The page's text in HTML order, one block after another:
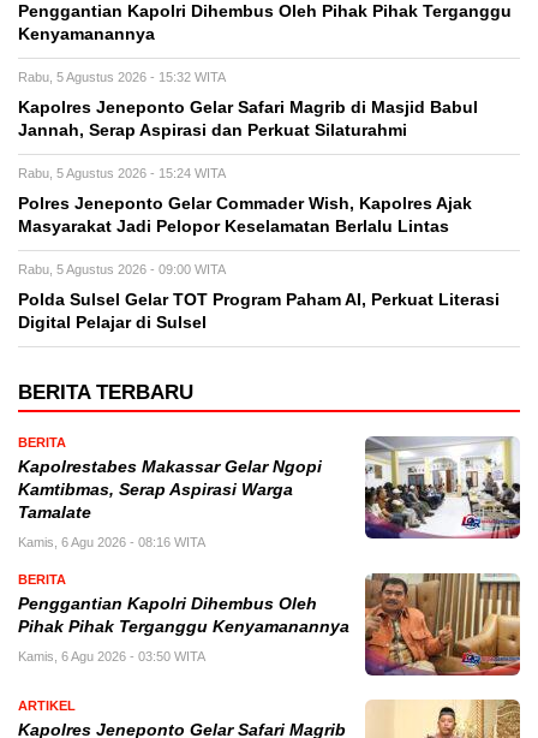
Penggantian Kapolri Dihembus Oleh Pihak Pihak Terganggu
Kenyamanannya
Rabu, 5 Agustus 2026 - 15:32 WITA
Kapolres Jeneponto Gelar Safari Magrib di Masjid Babul
Jannah, Serap Aspirasi dan Perkuat Silaturahmi
Rabu, 5 Agustus 2026 - 15:24 WITA
Polres Jeneponto Gelar Commader Wish, Kapolres Ajak
Masyarakat Jadi Pelopor Keselamatan Berlalu Lintas
Rabu, 5 Agustus 2026 - 09:00 WITA
Polda Sulsel Gelar TOT Program Paham AI, Perkuat Literasi
Digital Pelajar di Sulsel
BERITA TERBARU
BERITA
Kapolrestabes Makassar Gelar Ngopi
Kamtibmas, Serap Aspirasi Warga
Tamalate
Kamis, 6 Agu 2026 - 08:16 WITA
BERITA
Penggantian Kapolri Dihembus Oleh
Pihak Pihak Terganggu Kenyamanannya
Kamis, 6 Agu 2026 - 03:50 WITA
ARTIKEL
Kapolres Jeneponto Gelar Safari Magrib